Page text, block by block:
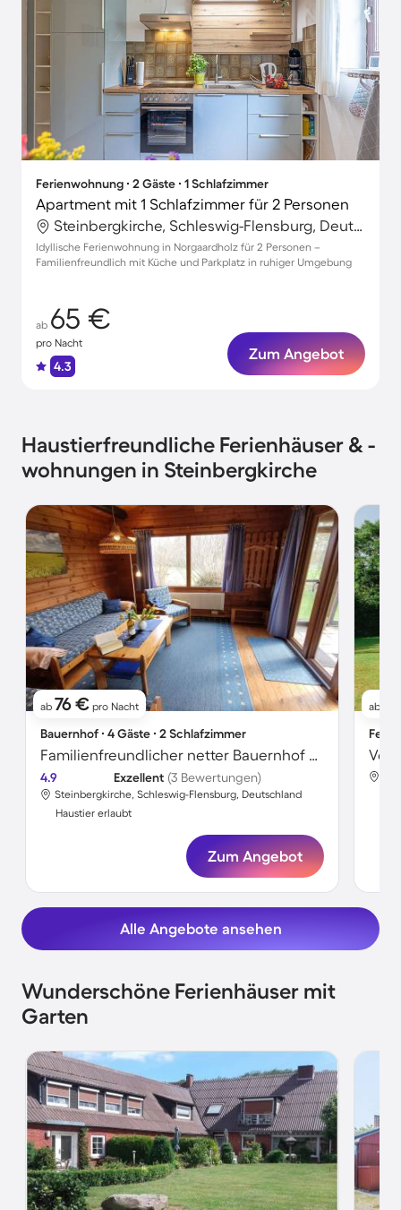
Ferienwohnung ∙ 2 Gäste ∙ 1 Schlafzimmer
Apartment mit 1 Schlafzimmer für 2 Personen
Steinbergkirche, Schleswig-Flensburg, Deutschland
Idyllische Ferienwohnung in Norgaardholz für 2 Personen –
Familienfreundlich mit Küche und Parkplatz in ruhiger Umgebung
ab 65 €
pro Nacht
4.3
Zum Angebot
Haustierfreundliche Ferienhäuser & -
wohnungen in Steinbergkirche
ab 76 € pro Nacht
Bauernhof ∙ 4 Gäste ∙ 2 Schlafzimmer
Familienfreundlicher netter Bauernhof mit Grill, Terrasse und Garten | Haustierfreundlich
4.9 Exzellent (3 Bewertungen)
Steinbergkirche, Schleswig-Flensburg, Deutschland
Haustier erlaubt
Zum Angebot
ab
Alle Angebote ansehen
Wunderschöne Ferienhäuser mit
Garten